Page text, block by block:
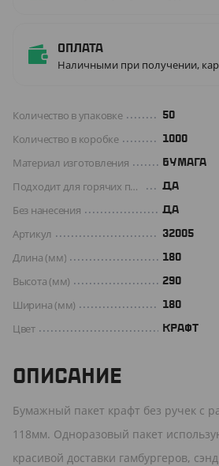
Оплата
Наличными при получении,
Количество в упаковке 50
Количество в коробке 1000
Материал изготовления БУМАГА
Подходит для горячих продуктов ДА
Без нанесения ДА
Артикул 32005
Длина (мм) 180
Высота (мм) 290
Ширина (мм) 180
Цвет КРАФТ
ОПИСАНИЕ
Бумажный пакет крафт без ручек с
118мм. Одноразовый пакет
красивой доставки гамбургеров,